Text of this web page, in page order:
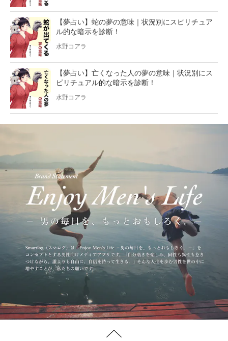
【夢占い】蛇の夢の意味｜状況別にスピリチュア
ル的な暗示を診断！
水野コアラ
【夢占い】亡くなった人の夢の意味｜状況別にス
ピリチュアル的な暗示を診断！
水野コアラ